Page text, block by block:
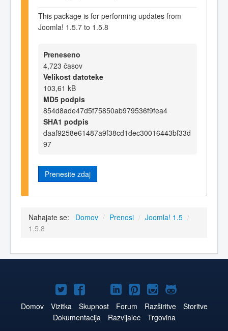
This package is for performing updates from
Joomla! 1.5.7 to 1.5.8
Preneseno
4,723 časov
Velikost datoteke
103,61 kB
MD5 podpis
854d8ade47d5f75850ab979536f9fea4
SHA1 podpis
daaf9258e61487a9f38cd1dec30016443bf33d
97
Prenesite zdaj
Nahajate se: Domov / Prenosi / Joomla! 1.5 /
1.5.8
Joomla!
na
Twitter
Joomla!
na
Facebook
Joomla!
na
YouTube
Joomla!
na
LinkedIn
Joomla!
na
Pinterest
Joomla!
na
Instagram
Joomla!
na
GitHub
Domov Vizitka Skupnost Forum Razširitve
Storitve
Dokumentacija
Razvijalec
Trgovina